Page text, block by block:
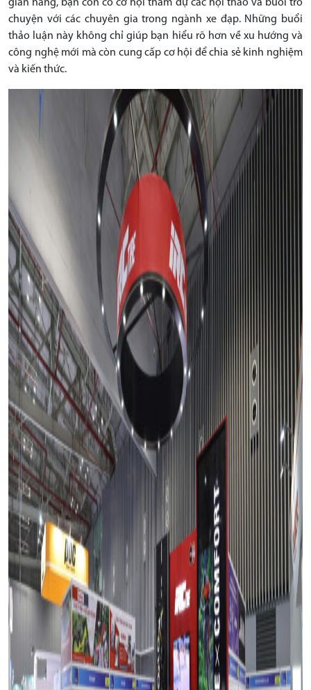
gian hàng, bạn còn có cơ hội tham dự các hội thảo và buổi trò
chuyện với các chuyên gia trong ngành xe đạp. Những buổi
thảo luận này không chỉ giúp bạn hiểu rõ hơn về xu hướng và
công nghệ mới mà còn cung cấp cơ hội để chia sẻ kinh nghiệm
và kiến thức.